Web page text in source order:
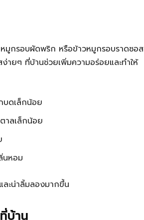
มูกรอบผัดพริก หรือข้าวหมูกรอบราดซอส
ายๆ ที่บ้านช่วยเพิ่มความอร่อยและทำให้
บดเล็กน้อย
าลเล็กน้อย
นหอม
ละน่าลิ้มลองมากขึ้น
บ้าน